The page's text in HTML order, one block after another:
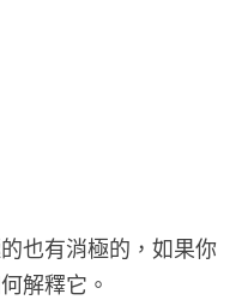
也有消極的，如果你
解釋它。